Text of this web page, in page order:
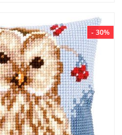
- 30%